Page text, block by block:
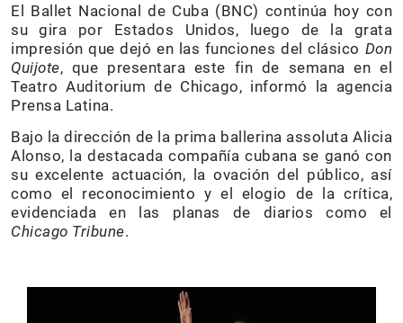
El Ballet Nacional de Cuba (BNC) continúa hoy con
su gira por Estados Unidos, luego de la grata
impresión que dejó en las funciones del clásico Don
Quijote, que presentara este fin de semana en el
Teatro Auditorium de Chicago, informó la agencia
Prensa Latina.
Bajo la dirección de la prima ballerina assoluta Alicia
Alonso, la destacada compañía cubana se ganó con
su excelente actuación, la ovación del público, así
como el reconocimiento y el elogio de la crítica,
evidenciada en las planas de diarios como el
Chicago Tribune.